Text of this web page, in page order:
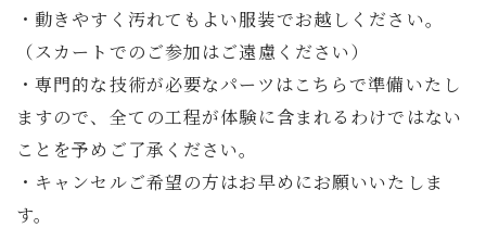
・動きやすく汚れてもよい服装でお越しください。
（スカートでのご参加はご遠慮ください）
・専門的な技術が必要なパーツはこちらで準備いたし
ますので、全ての工程が体験に含まれるわけではない
ことを予めご了承ください。
・キャンセルご希望の方はお早めにお願いいたしま
す。